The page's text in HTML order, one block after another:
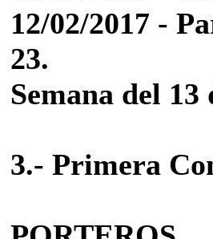
12/02/2017 -
23.
Semana del
3.- Primera